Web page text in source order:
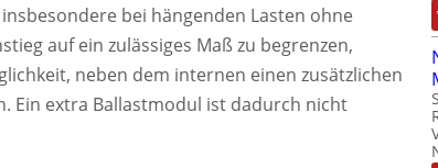
bei hängenden Lasten ohne
auf ein zulässiges Maß zu begrenzen,
neben dem internen einen zusätzlichen
Ein extra Ballastmodul ist dadurch nicht